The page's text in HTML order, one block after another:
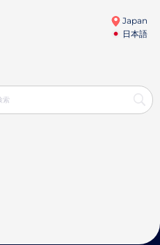
Japan
日本語